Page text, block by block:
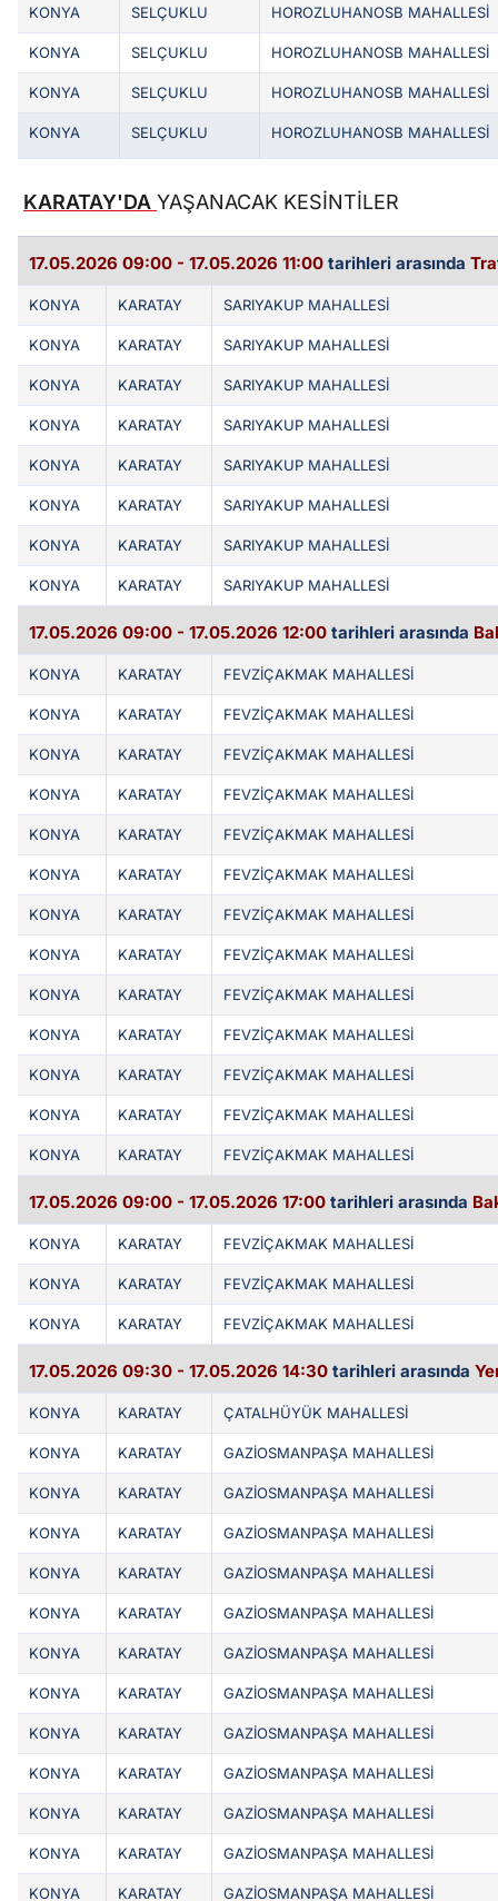
KONYA SELÇUKLU HOROZLUHANOSB MAHALLESİ
KONYA SELÇUKLU HOROZLUHANOSB MAHALLESİ
KONYA SELÇUKLU HOROZLUHANOSB MAHALLESİ
KONYA SELÇUKLU HOROZLUHANOSB MAHALLESİ
KARATAY'DA YAŞANACAK KESİNTİLER
17.05.2026 09:00 - 17.05.2026 11:00 tarihleri arasında
KONYA KARATAY SARIYAKUP MAHALLESİ
KONYA KARATAY SARIYAKUP MAHALLESİ
KONYA KARATAY SARIYAKUP MAHALLESİ
KONYA KARATAY SARIYAKUP MAHALLESİ
KONYA KARATAY SARIYAKUP MAHALLESİ
KONYA KARATAY SARIYAKUP MAHALLESİ
KONYA KARATAY SARIYAKUP MAHALLESİ
KONYA KARATAY SARIYAKUP MAHALLESİ
17.05.2026 09:00 - 17.05.2026 12:00 tarihleri arasında
KONYA KARATAY FEVZİÇAKMAK MAHALLESİ
KONYA KARATAY FEVZİÇAKMAK MAHALLESİ
KONYA KARATAY FEVZİÇAKMAK MAHALLESİ
KONYA KARATAY FEVZİÇAKMAK MAHALLESİ
KONYA KARATAY FEVZİÇAKMAK MAHALLESİ
KONYA KARATAY FEVZİÇAKMAK MAHALLESİ
KONYA KARATAY FEVZİÇAKMAK MAHALLESİ
KONYA KARATAY FEVZİÇAKMAK MAHALLESİ
KONYA KARATAY FEVZİÇAKMAK MAHALLESİ
KONYA KARATAY FEVZİÇAKMAK MAHALLESİ
KONYA KARATAY FEVZİÇAKMAK MAHALLESİ
KONYA KARATAY FEVZİÇAKMAK MAHALLESİ
KONYA KARATAY FEVZİÇAKMAK MAHALLESİ
17.05.2026 09:00 - 17.05.2026 17:00 tarihleri arasında
KONYA KARATAY FEVZİÇAKMAK MAHALLESİ
KONYA KARATAY FEVZİÇAKMAK MAHALLESİ
KONYA KARATAY FEVZİÇAKMAK MAHALLESİ
17.05.2026 09:30 - 17.05.2026 14:30 tarihleri arasında
KONYA KARATAY ÇATALHÜYÜK MAHALLESİ
KONYA KARATAY GAZİOSMANPAŞA MAHALLESİ
KONYA KARATAY GAZİOSMANPAŞA MAHALLESİ
KONYA KARATAY GAZİOSMANPAŞA MAHALLESİ
KONYA KARATAY GAZİOSMANPAŞA MAHALLESİ
KONYA KARATAY GAZİOSMANPAŞA MAHALLESİ
KONYA KARATAY GAZİOSMANPAŞA MAHALLESİ
KONYA KARATAY GAZİOSMANPAŞA MAHALLESİ
KONYA KARATAY GAZİOSMANPAŞA MAHALLESİ
KONYA KARATAY GAZİOSMANPAŞA MAHALLESİ
KONYA KARATAY GAZİOSMANPAŞA MAHALLESİ
KONYA KARATAY GAZİOSMANPAŞA MAHALLESİ
KONYA KARATAY GAZİOSMANPAŞA MAHALLESİ